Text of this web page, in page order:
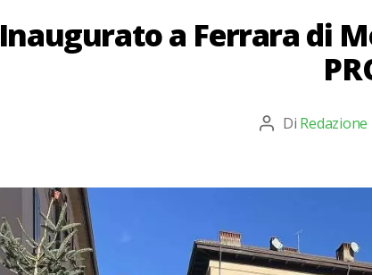
Inaugurato a Ferrara di
Autore
Di Redazione